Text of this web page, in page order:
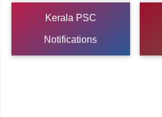
Kerala PSC
Notifications